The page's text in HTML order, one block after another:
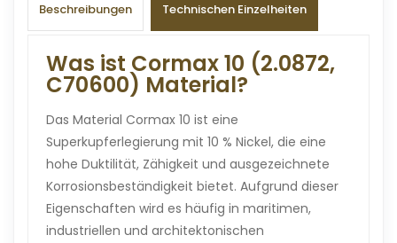
Beschreibungen Technischen Einzelheiten
Was ist Cormax 10 (2.0872,
C70600) Material?
Das Material Cormax 10 ist eine
Superkupferlegierung mit 10 % Nickel, die eine
hohe Duktilität, Zähigkeit und ausgezeichnete
Korrosionsbeständigkeit bietet. Aufgrund dieser
Eigenschaften wird es häufig in maritimen,
industriellen und architektonischen